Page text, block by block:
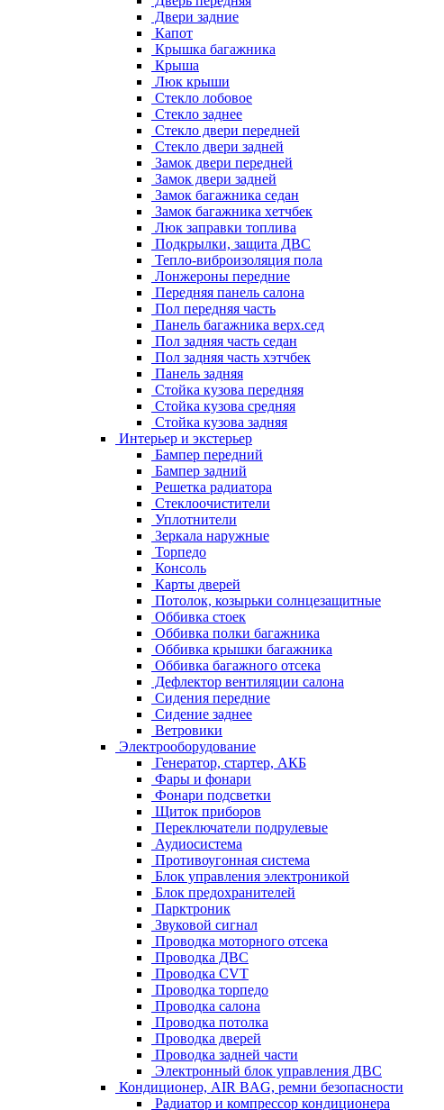
Двери задние
Капот
Крышка багажника
Крыша
Люк крыши
Стекло лобовое
Стекло заднее
Стекло двери передней
Стекло двери задней
Замок двери передней
Замок двери задней
Замок багажника седан
Замок багажника хетчбек
Люк заправки топлива
Подкрылки, защита ДВС
Тепло-виброизоляция пола
Лонжероны передние
Передняя панель салона
Пол передняя часть
Панель багажника верх.сед
Пол задняя часть седан
Пол задняя часть хэтчбек
Панель задняя
Стойка кузова передняя
Стойка кузова средняя
Стойка кузова задняя
Интерьер и экстерьер
Бампер передний
Бампер задний
Решетка радиатора
Стеклоочистители
Уплотнители
Зеркала наружные
Торпедо
Консоль
Карты дверей
Потолок, козырьки солнцезащитные
Оббивка стоек
Оббивка полки багажника
Оббивка крышки багажника
Оббивка багажного отсека
Дефлектор вентиляции салона
Сидения передние
Сидение заднее
Ветровики
Электрооборудование
Генератор, стартер, АКБ
Фары и фонари
Фонари подсветки
Щиток приборов
Переключатели подрулевые
Аудиосистема
Противоугонная система
Блок управления электроникой
Блок предохранителей
Парктроник
Звуковой сигнал
Проводка моторного отсека
Проводка ДВС
Проводка CVT
Проводка торпедо
Проводка салона
Проводка потолка
Проводка дверей
Проводка задней части
Электронный блок управления ДВС
Кондиционер, AIR BAG, ремни безопасности
Радиатор и компрессор кондиционера